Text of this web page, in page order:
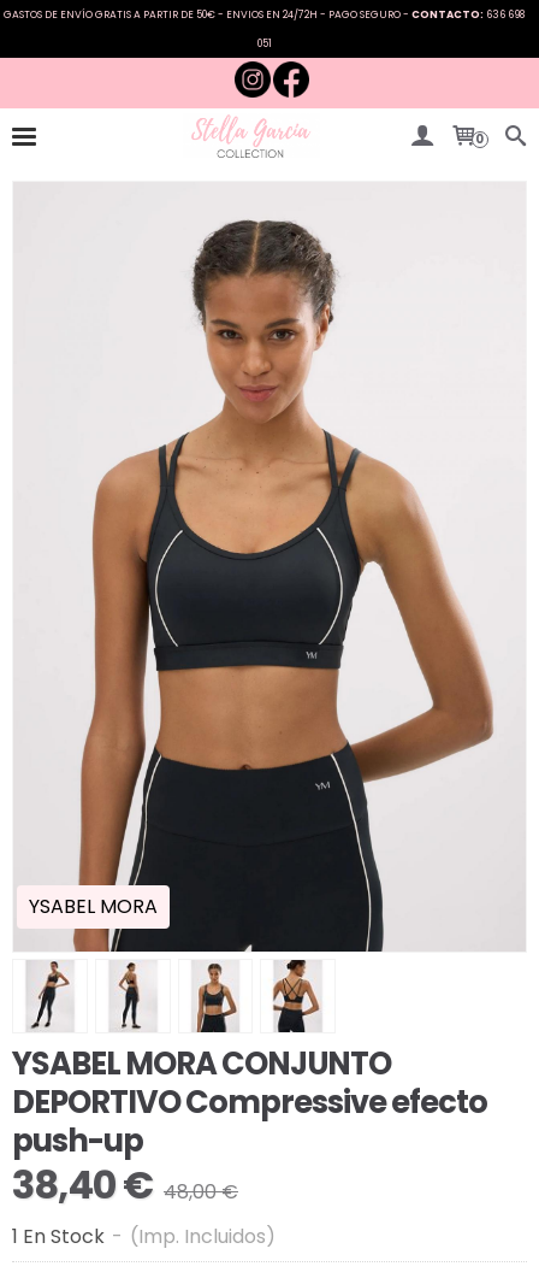
GASTOS DE ENVÍO GRATIS A PARTIR DE 50€ - ENVIOS EN 24/72H - PAGO SEGURO - CONTACTO: 636 698
051
0
YSABEL MORA
YSABEL MORA CONJUNTO
DEPORTIVO Compressive efecto
push-up
38,40 € 48,00 €
1 En Stock - (Imp. Incluidos)